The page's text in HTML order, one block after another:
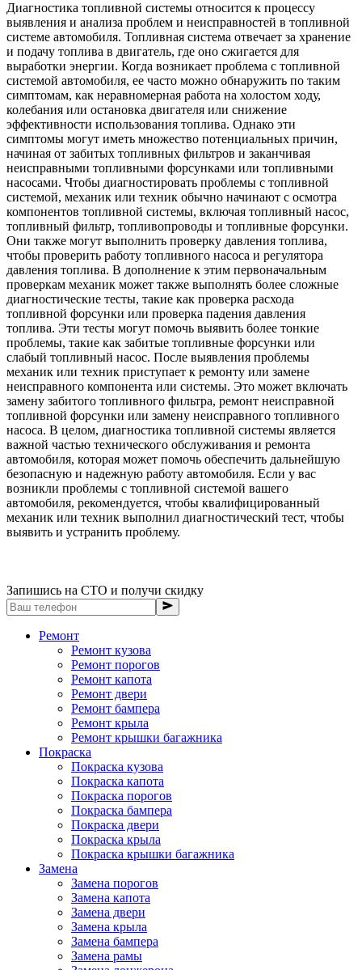
Диагностика топливной системы относится к процессу
выявления и анализа проблем и неисправностей в топливной
системе автомобиля. Топливная система отвечает за хранение
и подачу топлива в двигатель, где оно сжигается для
выработки энергии. Когда возникает проблема с топливной
системой автомобиля, ее часто можно обнаружить по таким
симптомам, как неравномерная работа на холостом ходу,
колебания или остановка двигателя или снижение
эффективности использования топлива. Однако эти
симптомы могут иметь множество потенциальных причин,
начиная от забитых топливных фильтров и заканчивая
неисправными топливными форсунками или топливными
насосами. Чтобы диагностировать проблемы с топливной
системой, механик или техник обычно начинают с осмотра
компонентов топливной системы, включая топливный насос,
топливный фильтр, топливопроводы и топливные форсунки.
Они также могут выполнить проверку давления топлива,
чтобы проверить работу топливного насоса и регулятора
давления топлива. В дополнение к этим первоначальным
проверкам механик может также выполнять более сложные
диагностические тесты, такие как проверка расхода
топливной форсунки или проверка падения давления
топлива. Эти тесты могут помочь выявить более тонкие
проблемы, такие как забитые топливные форсунки или
слабый топливный насос. После выявления проблемы
механик или техник приступает к ремонту или замене
неисправного компонента или системы. Это может включать
замену забитого топливного фильтра, ремонт неисправной
топливной форсунки или замену неисправного топливного
насоса. В целом, диагностика топливной системы является
важной частью технического обслуживания и ремонта
автомобиля, которая может помочь обеспечить дальнейшую
безопасную и надежную работу автомобиля. Если у вас
возникли проблемы с топливной системой вашего
автомобиля, рекомендуется, чтобы квалифицированный
механик или техник выполнил диагностический тест, чтобы
выявить и устранить проблему.
Запишись на СТО и получи скидку
Ремонт
Ремонт кузова
Ремонт порогов
Ремонт капота
Ремонт двери
Ремонт бампера
Ремонт крыла
Ремонт крышки багажника
Покраска
Покраска кузова
Покраска капота
Покраска порогов
Покраска бампера
Покраска двери
Покраска крыла
Покраска крышки багажника
Замена
Замена порогов
Замена капота
Замена двери
Замена крыла
Замена бампера
Замена рамы